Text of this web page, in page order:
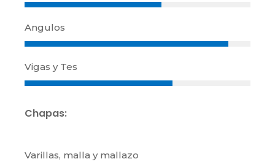
Angulos
Vigas y Tes
Chapas:
Varillas, malla y mallazo